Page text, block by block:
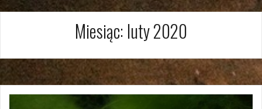
Miesiąc: luty 2020